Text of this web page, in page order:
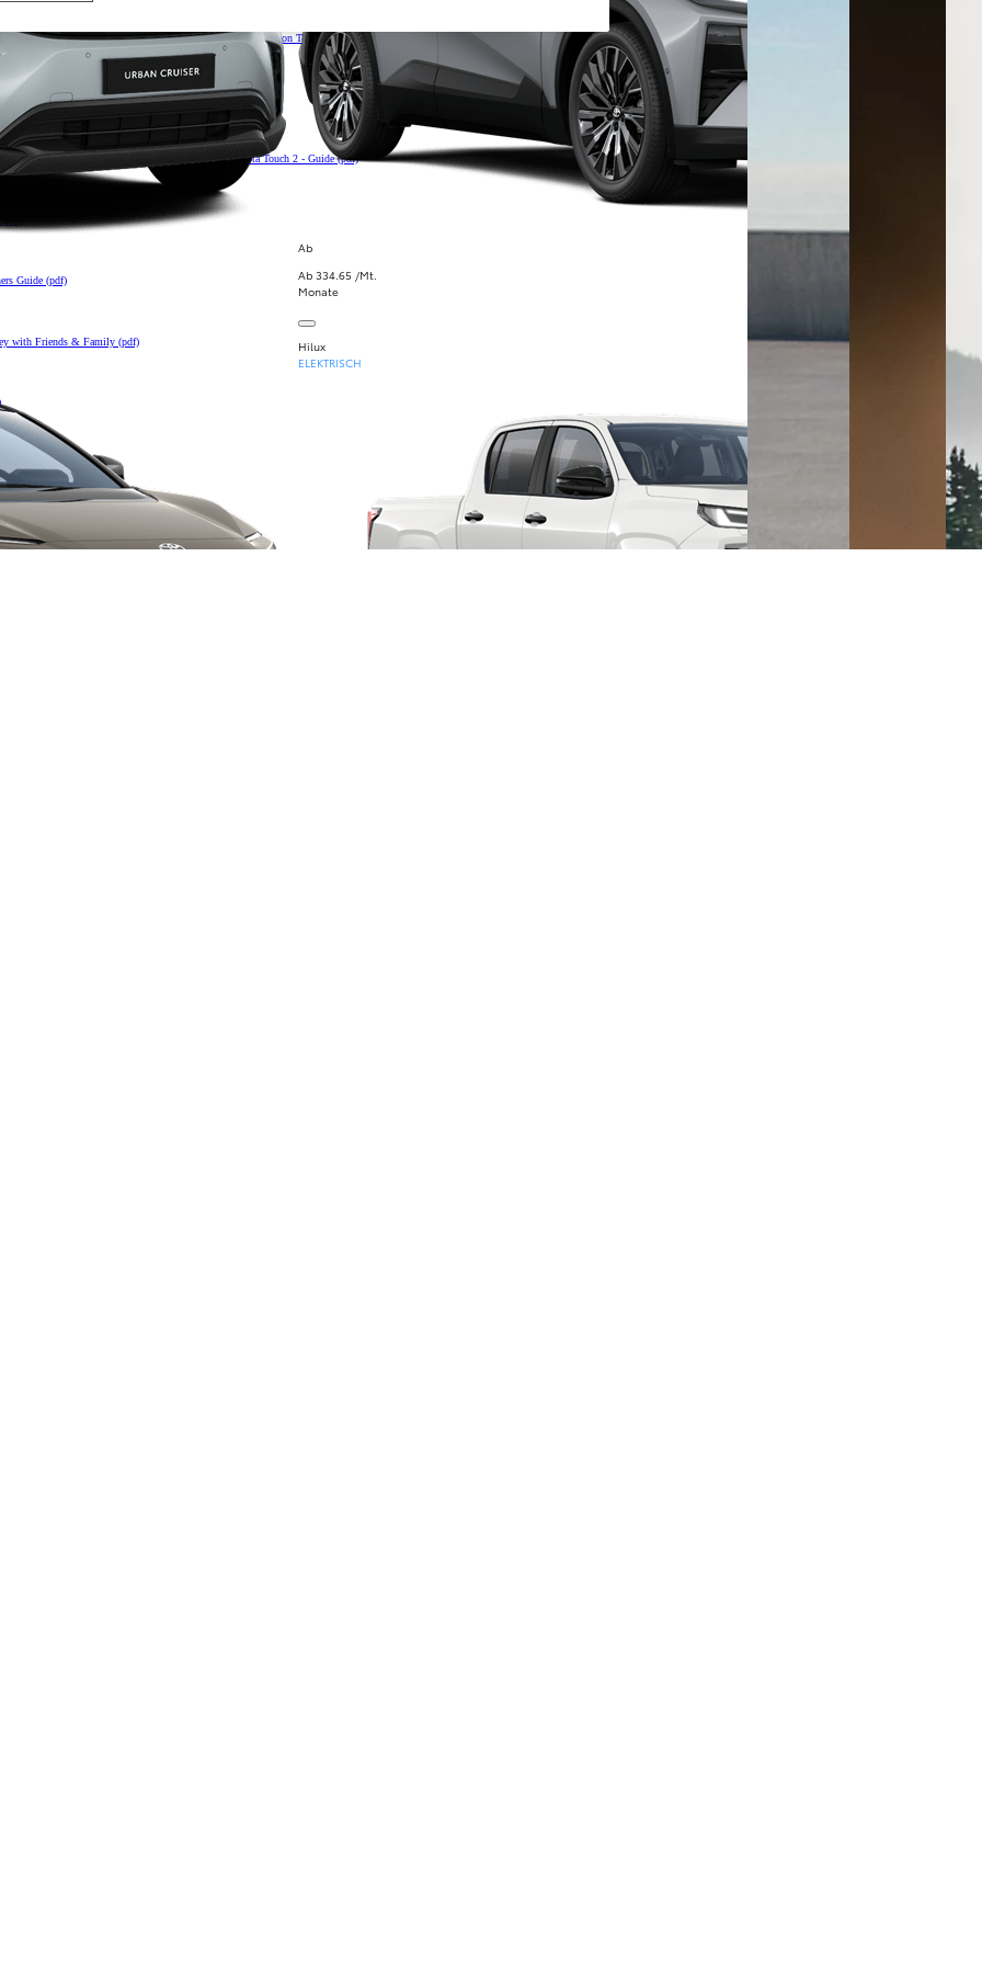
Ab
Ab 334.65 /Mt.
Monate
Hilux
ELEKTRISCH
Herunterladen How To use online navigation connected services on Toyota Touch 2 - Guide (pdf)
when selling your vehicle 2023 OneApp (pdf)
How To perform over-the-air map updates on Toyota Touch 2 - Guide (pdf)
Guide (pdf)
with Friends & Family (pdf)